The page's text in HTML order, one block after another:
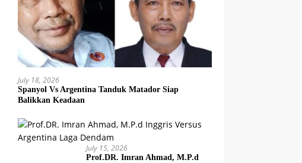
July 18, 2026
Spanyol Vs Argentina Tanduk Matador Siap
Balikkan Keadaan
July 15, 2026
Prof.DR. Imran Ahmad, M.P.d